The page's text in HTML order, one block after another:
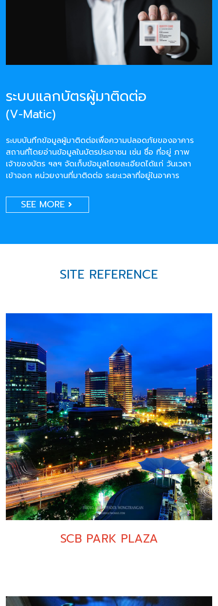
ระบบแลกบัตรผู้มาติดต่อ
(V-Matic)
ระบบบันทึกข้อมูลผู้มาติดต่อเพื่อความปลอดภัยของอาคาร
สถานที่โดยอ่านข้อมูลในบัตรประชาชน เช่น ชื่อ ที่อยู่ ภาพ
เจ้าของบัตร ฯลฯ จัดเก็บข้อมูลโดยละเอียดได้แก่ วันเวลา
เข้าออก หน่วยงานที่มาติดต่อ ระยะเวลาที่อยู่ในอาคาร
SEE MORE
SITE REFERENCE
SCB PARK PLAZA